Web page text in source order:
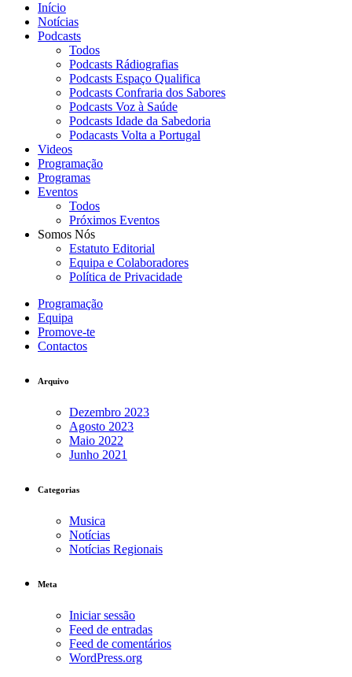
Início
Notícias
Podcasts
Todos
Podcasts Rádiografias
Podcasts Espaço Qualifica
Podcasts Confraria dos Sabores
Podcasts Voz à Saúde
Podcasts Idade da Sabedoria
Podacasts Volta a Portugal
Videos
Programação
Programas
Eventos
Todos
Próximos Eventos
Somos Nós
Estatuto Editorial
Equipa e Colaboradores
Política de Privacidade
Programação
Equipa
Promove-te
Contactos
Arquivo
Dezembro 2023
Agosto 2023
Maio 2022
Junho 2021
Categorias
Musica
Notícias
Notícias Regionais
Meta
Iniciar sessão
Feed de entradas
Feed de comentários
WordPress.org